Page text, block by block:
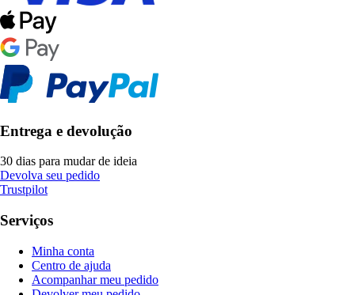
Entrega e devolução
30 dias para mudar de ideia
Devolva seu pedido
Trustpilot
Serviços
Minha conta
Centro de ajuda
Acompanhar meu pedido